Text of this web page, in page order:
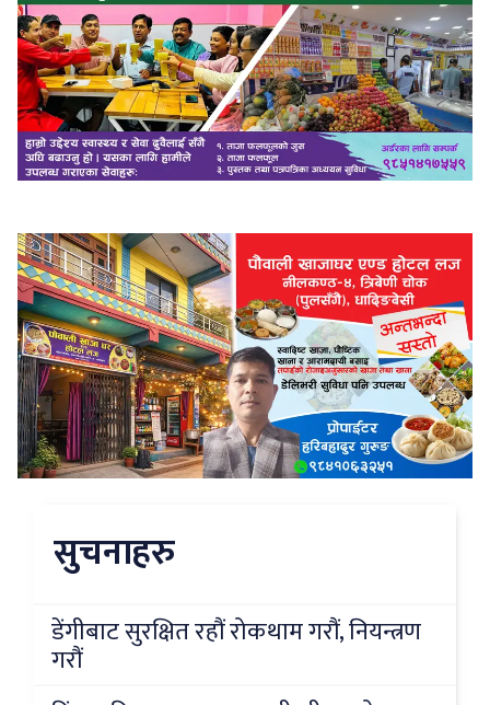
सुचनाहरु
डेंगीबाट सुरक्षित रहौं रोकथाम गरौं, नियन्त्रण
गरौं